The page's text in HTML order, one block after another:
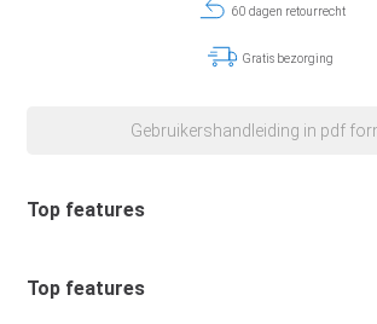
60 dagen retourrecht
Gratis bezorging
Gebruikershandleiding in pdf
Top features
Top features